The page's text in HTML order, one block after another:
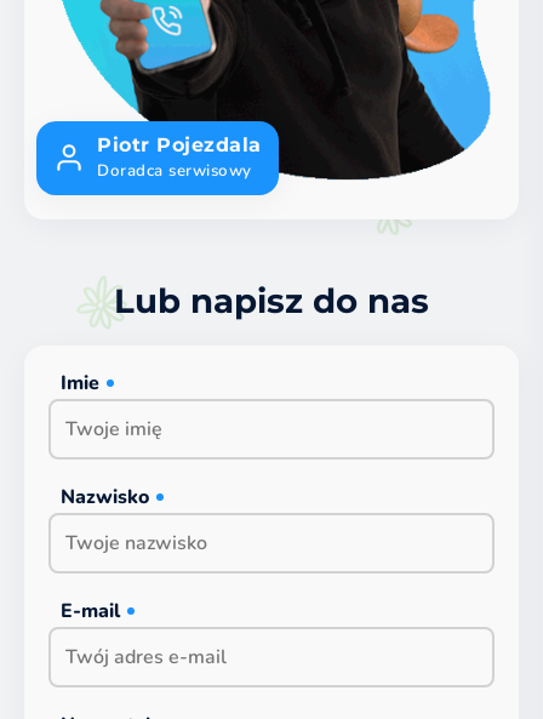
Piotr Pojezdala
Doradca serwisowy
Lub napisz do nas
Imie
Nazwisko
E-mail